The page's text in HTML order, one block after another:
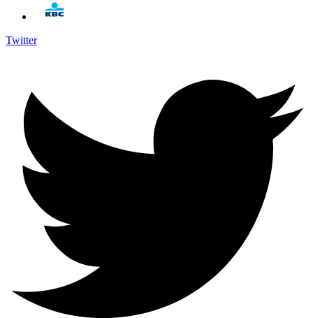
Twitter